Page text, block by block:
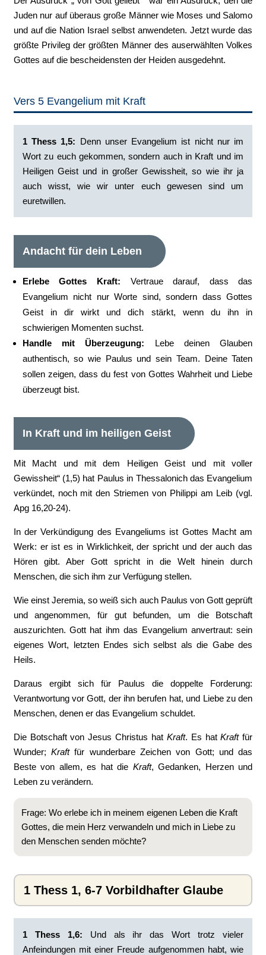
Juden nur auf überaus große Männer wie Moses und Salomo
und auf die Nation Israel selbst anwendeten. Jetzt wurde das
größte Privileg der größten Männer des auserwählten Volkes
Gottes auf die bescheidensten der Heiden ausgedehnt.
Vers 5 Evangelium mit Kraft
1 Thess 1,5: Denn unser Evangelium ist nicht nur im
Wort zu euch gekommen, sondern auch in Kraft und im
Heiligen Geist und in großer Gewissheit, so wie ihr ja
auch wisst, wie wir unter euch gewesen sind um
euretwillen.
Andacht für dein Leben
Erlebe Gottes Kraft: Vertraue darauf, dass das
Evangelium nicht nur Worte sind, sondern dass Gottes
Geist in dir wirkt und dich stärkt, wenn du ihn in
schwierigen Momenten suchst.
Handle mit Überzeugung: Lebe deinen Glauben
authentisch, so wie Paulus und sein Team. Deine Taten
sollen zeigen, dass du fest von Gottes Wahrheit und Liebe
überzeugt bist.
In Kraft und im heiligen Geist
Mit Macht und mit dem Heiligen Geist und mit voller
Gewissheit“ (1,5) hat Paulus in Thessalonich das Evangelium
verkündet, noch mit den Striemen von Philippi am Leib (vgl.
Apg 16,20-24).
In der Verkündigung des Evangeliums ist Gottes Macht am
Werk: er ist es in Wirklichkeit, der spricht und der auch das
Hören gibt. Aber Gott spricht in die Welt hinein durch
Menschen, die sich ihm zur Verfügung stellen.
Wie einst Jeremia, so weiß sich auch Paulus von Gott geprüft
und angenommen, für gut befunden, um die Botschaft
auszurichten. Gott hat ihm das Evangelium anvertraut: sein
eigenes Wort, letzten Endes sich selbst als die Gabe des
Heils.
Daraus ergibt sich für Paulus die doppelte Forderung:
Verantwortung vor Gott, der ihn berufen hat, und Liebe zu den
Menschen, denen er das Evangelium schuldet.
Die Botschaft von Jesus Christus hat Kraft. Es hatKraftfür
Wunder;Kraftfür wunderbare Zeichen von Gott; und das
Beste von allem, es hat die Kraft, Gedanken, Herzen und
Leben zu verändern.
Frage: Wo erlebe ich in meinem eigenen Leben die Kraft
Gottes, die mein Herz verwandeln und mich in Liebe zu
den Menschen senden möchte?
1 Thess 1, 6-7 Vorbildhafter Glaube
1 Thess 1,6: ‭Und als ihr das Wort trotz vieler
Anfeindungen mit einer Freude aufgenommen habt, wie